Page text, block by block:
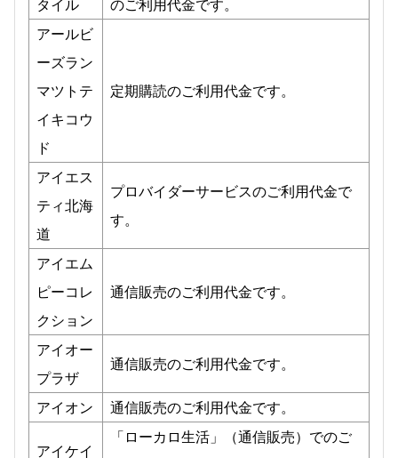
アールビ
ーズラン
マツトテ
イキコウ
ド
定期購読のご利用代金です。
アイエス
ティ北海
道
プロバイダーサービスのご利用代金で
す。
アイエム
ピーコレ
クション
通信販売のご利用代金です。
アイオー
プラザ
通信販売のご利用代金です。
アイオン 通信販売のご利用代金です。
アイケイ
「ローカロ生活」（通信販売）でのご